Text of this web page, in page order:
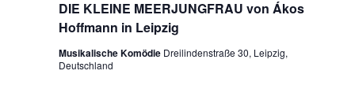
DIE KLEINE MEERJUNGFRAU von Ákos
Hoffmann in Leipzig
Musikalische Komödie Dreilindenstraße 30, Leipzig,
Deutschland